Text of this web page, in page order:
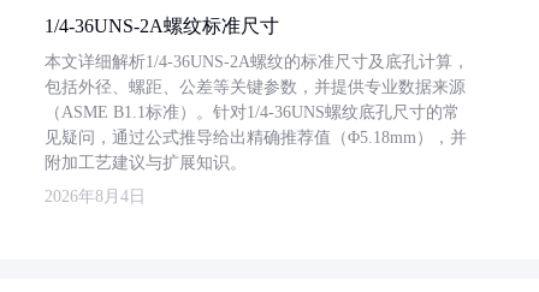
1/4-36UNS-2A螺纹标准尺寸
本文详细解析1/4-36UNS-2A螺纹的标准尺寸及底孔计算，
包括外径、螺距、公差等关键参数，并提供专业数据来源
（ASME B1.1标准）。针对1/4-36UNS螺纹底孔尺寸的常
见疑问，通过公式推导给出精确推荐值（Φ5.18mm），并
附加工艺建议与扩展知识。
2026年8月4日